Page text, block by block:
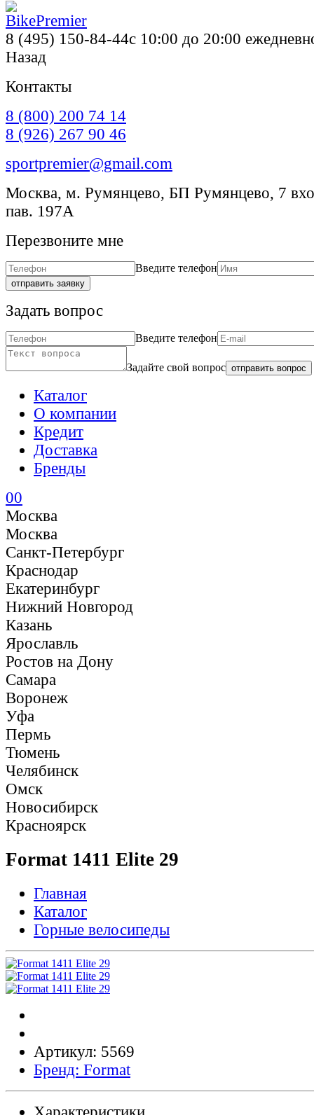
8 (495) 150-84-44с 10:00 до 20:00
Назад
Контакты
8 (800) 200 74 14
8 (926) 267 90 46
sportpremier@gmail.com
Москва, м. Румянцево, БП Румянцево, 7
пав. 197А
Перезвоните мне
Введите телефон
отправить заявку
Задать вопрос
Введите телефон
Задайте свой вопрос отправить вопрос
Каталог
О компании
Кредит
Доставка
Бренды
00
Москва
Москва
Санкт-Петербург
Краснодар
Екатеринбург
Нижний Новгород
Казань
Ярославль
Ростов на Дону
Самара
Воронеж
Уфа
Пермь
Тюмень
Челябинск
Омск
Новосибирск
Красноярск
Format 1411 Elite 29
Главная
Каталог
Горные велосипеды
Артикул: 5569
Бренд: Format